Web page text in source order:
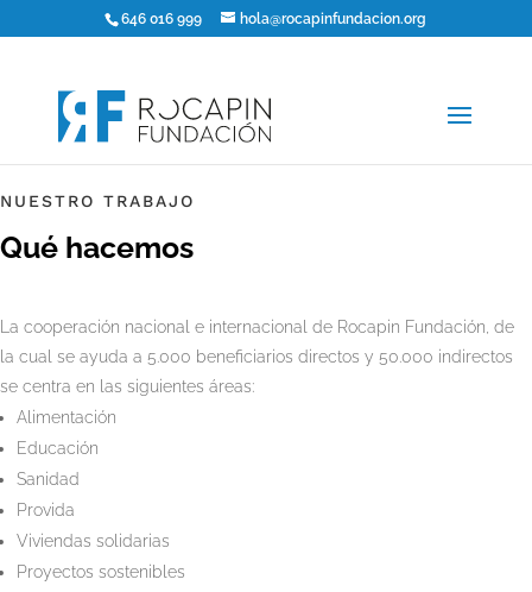
646 016 999 hola@rocapinfundacion.org
NUESTRO TRABAJO
Qué hacemos
La cooperación nacional e internacional de Rocapin Fundación, de
la cual se ayuda a 5.000 beneficiarios directos y 50.000 indirectos
se centra en las siguientes áreas:
Alimentación
Educación
Sanidad
Provida
Viviendas solidarias
Proyectos sostenibles